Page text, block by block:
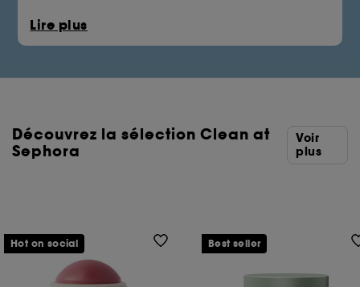
La pastille Clean at Sephora vous permet
d’identifier les produits qui écartent certains des
ingrédients issus des familles telles que les huiles
*Clean at Sephora = Des formules aux ingrédients
sélectionnés avec soin.
Lire plus
Découvrez la sélection Clean at
Sephora
Voir
plus
Hot on social Best seller